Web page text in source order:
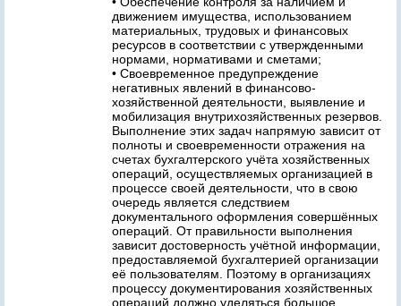
движением имущества, использованием
материальных, трудовых и финансовых
ресурсов в соответствии с утвержденными
нормами, нормативами и сметами;
• Своевременное предупреждение
негативных явлений в финансово-
хозяйственной деятельности, выявление и
мобилизация внутрихозяйственных резервов.
Выполнение этих задач напрямую зависит от
полноты и своевременности отражения на
счетах бухгалтерского учёта хозяйственных
операций, осуществляемых организацией в
процессе своей деятельности, что в свою
очередь является следствием
документального оформления совершённых
операций. От правильности выполнения
зависит достоверность учётной информации,
предоставляемой бухгалтерией организации
её пользователям. Поэтому в организациях
процессу документирования хозяйственных
операций должно уделяться большое